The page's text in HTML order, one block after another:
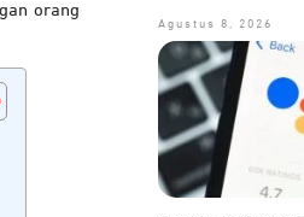
orang
Agustus 8, 2026